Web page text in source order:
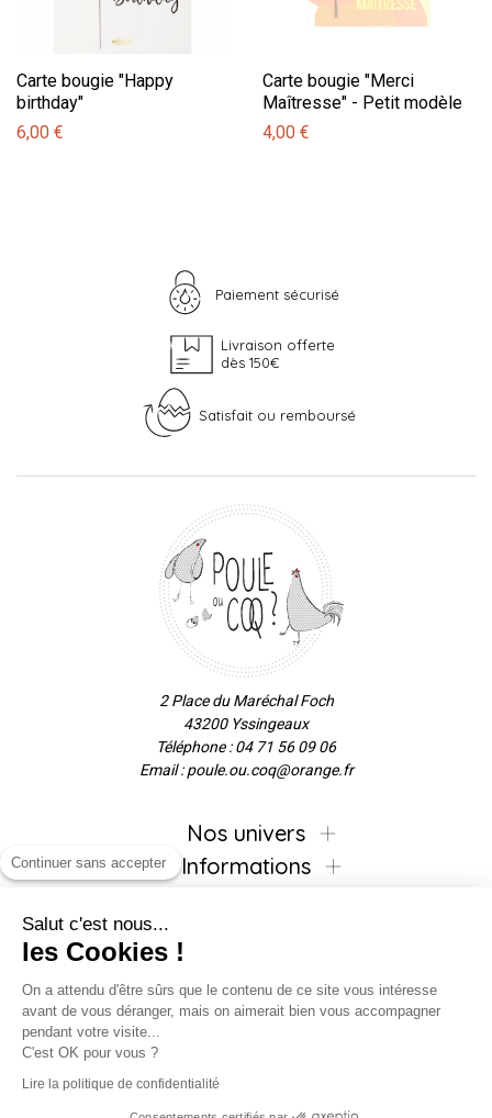
Carte bougie "Happy
birthday"
6,00 €
Carte bougie "Merci
Maîtresse" - Petit modèle
4,00 €
Paiement sécurisé
Livraison offerte
dès 150€
Satisfait ou remboursé
2 Place du Maréchal Foch
43200 Yssingeaux
Téléphone : 04 71 56 09 06
Email : poule.ou.coq@orange.fr
Nos univers
Informations
Inscrivez-vous à la newsletter !
Continuer sans accepter
Salut c'est nous...
les Cookies !
On a attendu d'être sûrs que le contenu de ce site vous intéresse
avant de vous déranger, mais on aimerait bien vous accompagner
pendant votre visite...
C'est OK pour vous ?
Lire la politique de confidentialité